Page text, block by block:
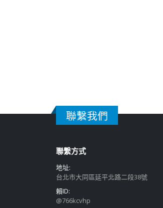
聯繫我們
聯繫方式
地址:
台北市大同區延平北路二段38號
賴ID:
@766kcvhp